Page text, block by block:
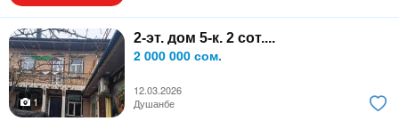
2-эт. дом 5-к. 2 сот....
2 000 000 сом.
12.03.2026
1
Душанбе